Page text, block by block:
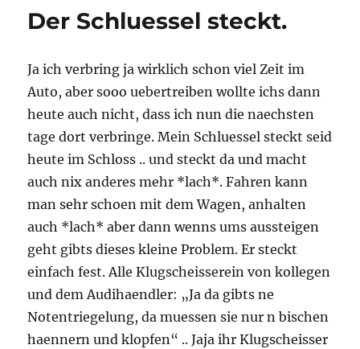
Jobs
getraeumt
Der Schluessel steckt.
Ja ich verbring ja wirklich schon viel Zeit im
Auto, aber sooo uebertreiben wollte ichs dann
heute auch nicht, dass ich nun die naechsten
tage dort verbringe. Mein Schluessel steckt seid
heute im Schloss .. und steckt da und macht
auch nix anderes mehr *lach*. Fahren kann
man sehr schoen mit dem Wagen, anhalten
auch *lach* aber dann wenns ums aussteigen
geht gibts dieses kleine Problem. Er steckt
einfach fest. Alle Klugscheisserein von kollegen
und dem Audihaendler: „Ja da gibts ne
Notentriegelung, da muessen sie nur n bischen
haennern und klopfen“ .. Jaja ihr Klugscheisser